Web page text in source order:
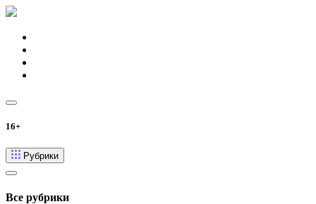
16+
Рубрики
Все рубрики